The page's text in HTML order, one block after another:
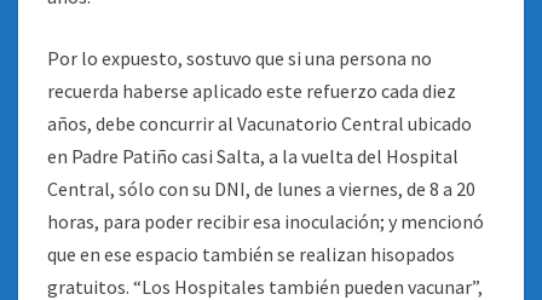
Por lo expuesto, sostuvo que si una persona no
recuerda haberse aplicado este refuerzo cada diez
años, debe concurrir al Vacunatorio Central ubicado
en Padre Patiño casi Salta, a la vuelta del Hospital
Central, sólo con su DNI, de lunes a viernes, de 8 a 20
horas, para poder recibir esa inoculación; y mencionó
que en ese espacio también se realizan hisopados
gratuitos. “Los Hospitales también pueden vacunar”,